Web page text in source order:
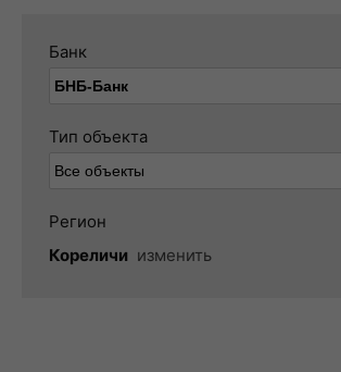
Банк
Тип объекта
Регион
Кореличи изменить